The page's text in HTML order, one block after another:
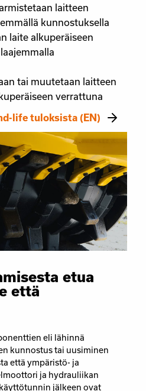
laitteen
kunnostuksella
laite alkuperäiseen
tai muutetaan laitteen
verrattuna
life tuloksista (EN)
etua
että
eli lähinnä
kunnostus tai uusiminen
että ympäristö- ja
ja hydrauliikan
jälkeen ovat